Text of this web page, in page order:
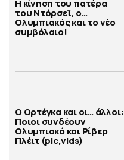
Η κίνηση του πατέρα
του Ντόρσεϊ, ο…
Ολυμπιακός και το νέο
συμβόλαιο!
Ο Ορτέγκα και οι… άλλοι:
Ποιοι συνδέουν
Ολυμπιακό και Ρίβερ
Πλέιτ (pic,vids)